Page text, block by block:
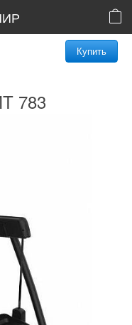
Купить
783